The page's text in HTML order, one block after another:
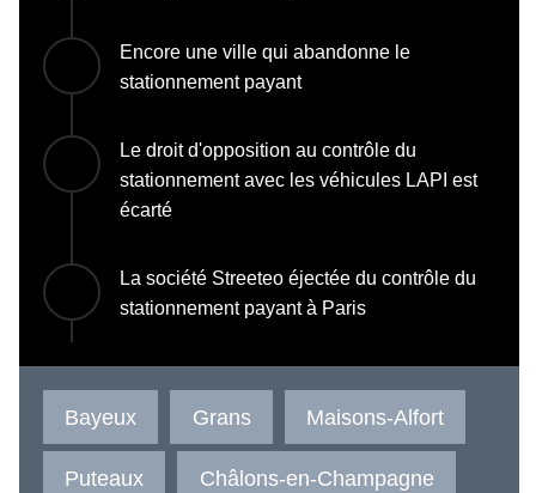
Encore une ville qui abandonne le
stationnement payant
Le droit d'opposition au contrôle du
stationnement avec les véhicules LAPI est
écarté
La société Streeteo éjectée du contrôle du
stationnement payant à Paris
Bayeux Grans Maisons-Alfort
Puteaux Châlons-en-Champagne